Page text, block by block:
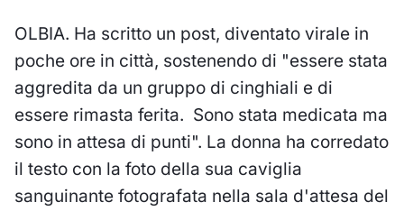
OLBIA. Ha scritto un post, diventato virale in
poche ore in città, sostenendo di "essere stata
aggredita da un gruppo di cinghiali e di
essere rimasta ferita. Sono stata medicata ma
sono in attesa di punti". La donna ha corredato
il testo con la foto della sua caviglia
sanguinante fotografata nella sala d'attesa del